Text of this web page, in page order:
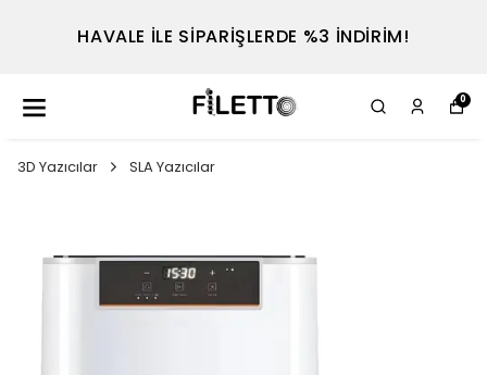
TEL : 0530 614 7698
0
3D Yazıcılar SLA Yazıcılar